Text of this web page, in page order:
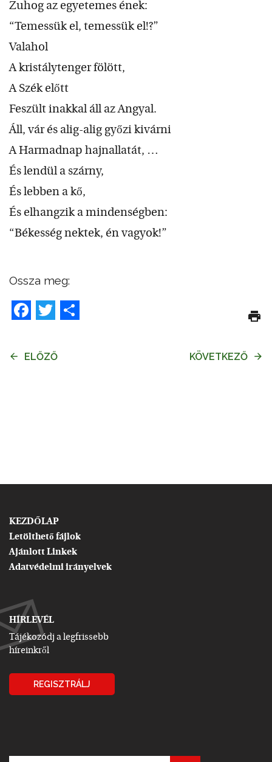
Zuhog az egyetemes ének:
“Temessük el, temessük el!?”
Valahol
A kristálytenger fölött,
A Szék előtt
Feszült inakkal áll az Angyal.
Áll, vár és alig-alig győzi kivárni
A Harmadnap hajnallatát, …
És lendül a szárny,
És lebben a kő,
És elhangzik a mindenségben:
“Békesség nektek, én vagyok!”
Ossza meg:
Facebook
Twitter
ELŐZŐ KÖVETKEZŐ
KEZDŐLAP
Letölthető fájlok
Ajánlott Linkek
Adatvédelmi irányelvek
HÍRLEVÉL
Tájékozódj a legfrissebb
híreinkről
REGISZTRÁLJ